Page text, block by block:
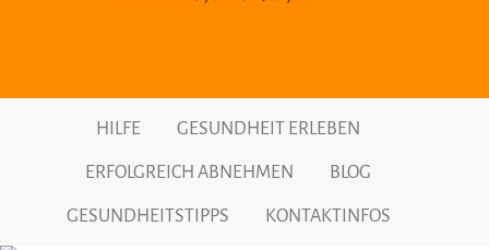
HILFE GESUNDHEIT ERLEBEN
ERFOLGREICH ABNEHMEN BLOG
GESUNDHEITSTIPPS KONTAKTINFOS